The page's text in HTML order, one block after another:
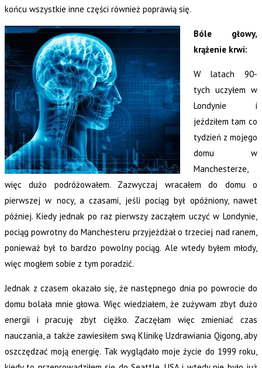
końcu wszystkie inne części również poprawią się.
Bóle głowy,
krążenie krwi:
W latach 90-
tych uczyłem w
Londynie i
jeździłem tam co
tydzień z mojego
domu w
Manchesterze,
więc dużo podróżowałem. Zazwyczaj wracałem do domu o
pierwszej w nocy, a czasami, jeśli pociąg był opóźniony, nawet
później. Kiedy jednak po raz pierwszy zacząłem uczyć w Londynie,
pociąg powrotny do Manchesteru przyjeżdżał o trzeciej nad ranem,
ponieważ był to bardzo powolny pociąg. Ale wtedy byłem młody,
więc mogłem sobie z tym poradzić.
Jednak z czasem okazało się, że następnego dnia po powrocie do
domu bolała mnie głowa. Więc wiedziałem, że zużywam zbyt dużo
energii i pracuję zbyt ciężko. Zaczęłam więc zmieniać czas
nauczania, a także zawiesiłem swą Klinikę Uzdrawiania Qigong, aby
oszczędzać moją energię. Tak wyglądało moje życie do 1999 roku,